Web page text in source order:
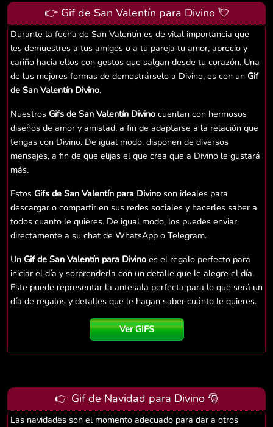
👉 Gif de San Valentín para Divino 💘
Durante la fecha de San Valentín es de vital importancia que
les demuestres a tus amigos o a tu pareja tu amor, aprecio y
cariño hacia ellos con gestos que salgan desde tu corazón. Una
de las mejores formas de demostrárselo a Divino, es con un Gif
de San Valentín Divino.
Nuestros Gifs de San Valentín Divino cuentan con hermosos
diseños de amor y amistad, a fin de adaptarse a la relación que
tengas con Divino. De igual modo, disponen de diversos
mensajes, a fin de que elijas el que crea que a Divino le gustará
más.
Estos Gifs de San Valentín para Divino son ideales para
descargar o compartir en sus redes sociales y hacerles saber a
todos cuanto le quieres. De igual modo, los puedes enviar
directamente a su chat de WhatsApp o Telegram.
Un Gif de San Valentín para Divino es el regalo perfecto para
iniciar el día y sorprenderla con un detalle que le alegre el día.
Este puede representar la antesala perfecta para lo que será un
día de regalos y detalles que le hagan saber cuánto le quieres.
Ver GIFS
👉 Gif de Navidad para Divino 🎅
Las navidades son el momento adecuado para dar a otros